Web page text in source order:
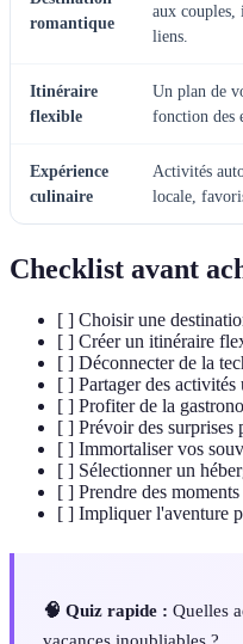
romantique
aux couples,
liens.
Itinéraire
flexible
Un plan de
fonction des
Expérience
culinaire
Activités
locale,
Checklist avant
[ ] Choisir une
[ ] Créer un itinéraire
[ ] Déconnecter de la
[ ] Partager des activités
[ ] Profiter de la
[ ] Prévoir des surprises
[ ] Immortaliser vos
[ ] Sélectionner un
[ ] Prendre des
[ ] Impliquer l'aventure
🧠 Quiz rapide : Quelles
vacances inoubliables ?